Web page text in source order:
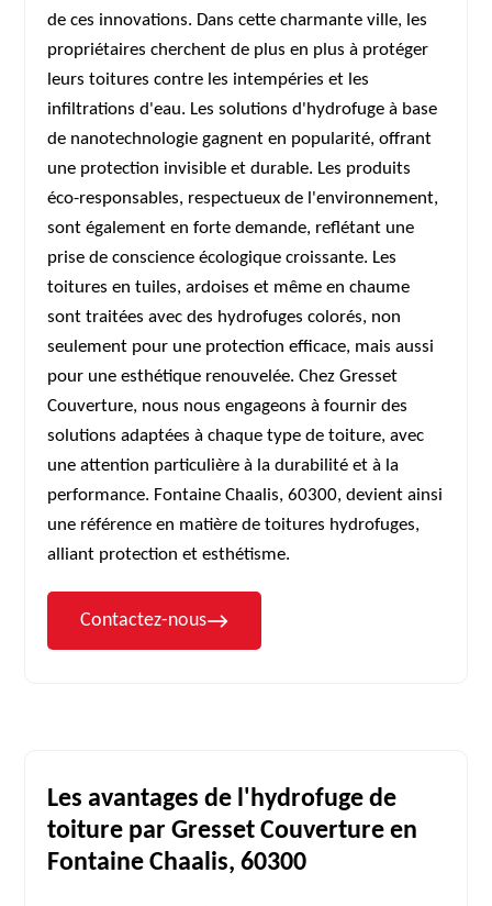
de ces innovations. Dans cette charmante ville, les
propriétaires cherchent de plus en plus à protéger
leurs toitures contre les intempéries et les
infiltrations d'eau. Les solutions d'hydrofuge à base
de nanotechnologie gagnent en popularité, offrant
une protection invisible et durable. Les produits
éco-responsables, respectueux de l'environnement,
sont également en forte demande, reflétant une
prise de conscience écologique croissante. Les
toitures en tuiles, ardoises et même en chaume
sont traitées avec des hydrofuges colorés, non
seulement pour une protection efficace, mais aussi
pour une esthétique renouvelée. Chez Gresset
Couverture, nous nous engageons à fournir des
solutions adaptées à chaque type de toiture, avec
une attention particulière à la durabilité et à la
performance. Fontaine Chaalis, 60300, devient ainsi
une référence en matière de toitures hydrofuges,
alliant protection et esthétisme.
Contactez-nous
Les avantages de l'hydrofuge de
toiture par Gresset Couverture en
Fontaine Chaalis, 60300